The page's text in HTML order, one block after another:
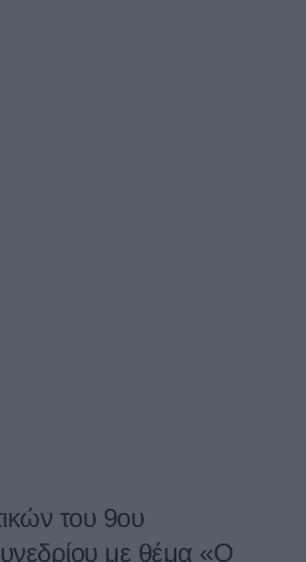
του 9ου
με θέμα «Ο